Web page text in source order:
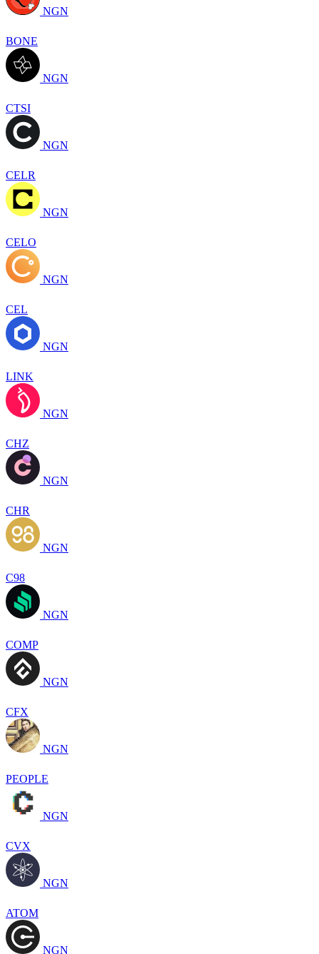
NGN
BONE
NGN
CTSI
NGN
CELR
NGN
CELO
NGN
CEL
NGN
LINK
NGN
CHZ
NGN
CHR
NGN
C98
NGN
COMP
NGN
CFX
NGN
PEOPLE
NGN
CVX
NGN
ATOM
NGN